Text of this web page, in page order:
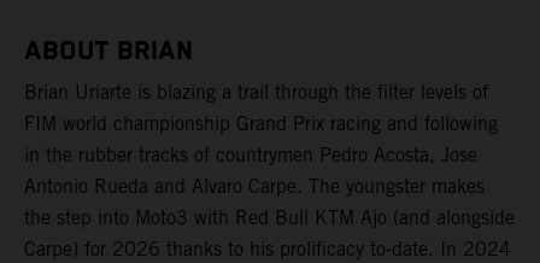
ABOUT BRIAN
Brian Uriarte is blazing a trail through the filter levels of
FIM world championship Grand Prix racing and following
in the rubber tracks of countrymen Pedro Acosta, Jose
Antonio Rueda and Alvaro Carpe. The youngster makes
the step into Moto3 with Red Bull KTM Ajo (and alongside
Carpe) for 2026 thanks to his prolificacy to-date. In 2024